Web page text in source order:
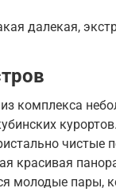
далекая,
комплекса
чистые
красивая
молодые пары,